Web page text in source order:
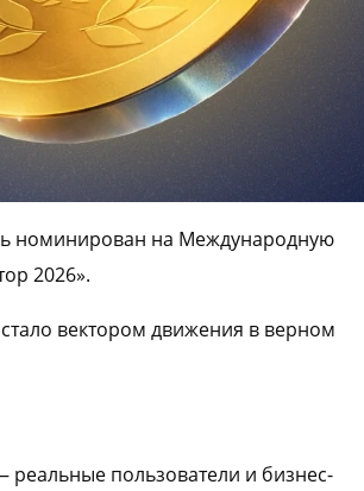
номинирован на Международную
2026».
вектором движения в верном
пользователи и бизнес-